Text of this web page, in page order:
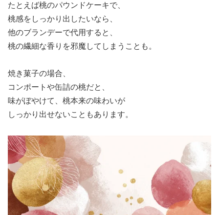
たとえば桃のパウンドケーキで、
桃感をしっかり出したいなら、
他のブランデーで代用すると、
桃の繊細な香りを邪魔してしまうことも。
焼き菓子の場合、
コンポートや缶詰の桃だと、
味がぼやけて、桃本来の味わいが
しっかり出せないこともあります。